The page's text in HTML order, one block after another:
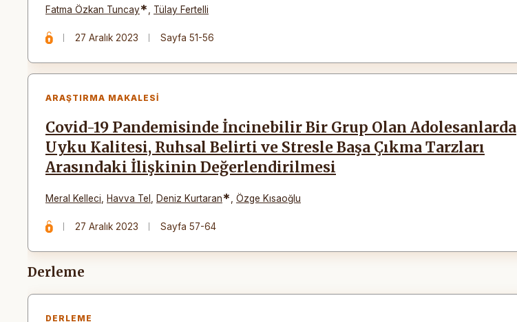
Fatma Özkan Tuncay* Tülay Fertelli
27 Aralık 2023 Sayfa 51-56
ARAŞTIRMA MAKALESI
Covid-19 Pandemisinde İncinebilir Bir Grup Olan Adolesanlarda
Uyku Kalitesi, Ruhsal Belirti ve Stresle Başa Çıkma Tarzları
Arasındaki İlişkinin Değerlendirilmesi
Meral Kelleci Havva Tel Deniz Kurtaran* Özge Kısaoğlu
27 Aralık 2023 Sayfa 57-64
Derleme
DERLEME